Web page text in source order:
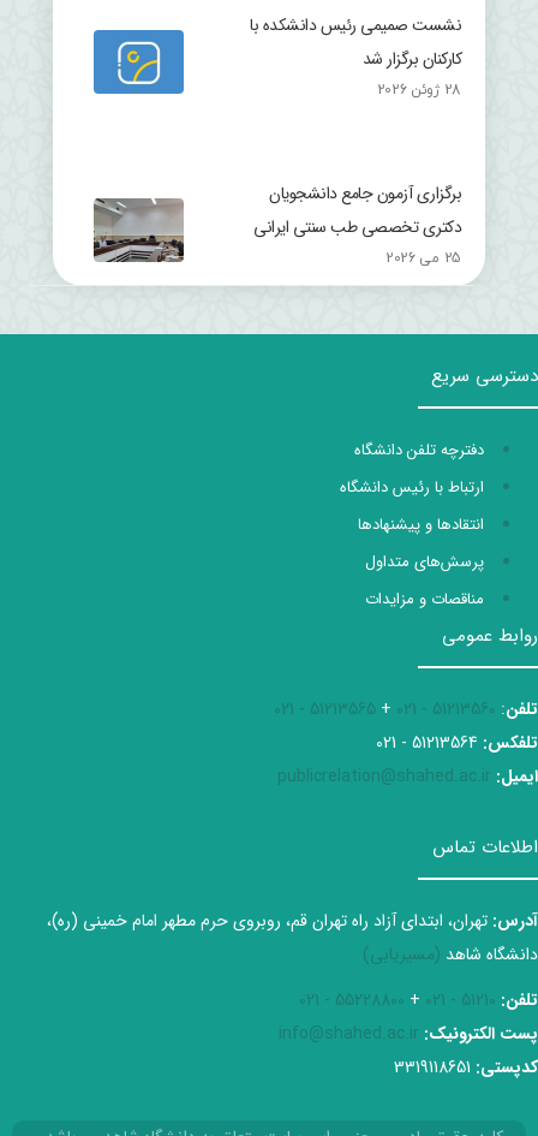
نشست صمیمی رئیس دانشکده با
کارکنان برگزار شد
28 ژوئن 2026
برگزاری آزمون جامع دانشجویان
دکتری تخصصی طب سنتی ایرانی
25 می 2026
دسترسی سریع
دفترچه تلفن دانشگاه
ارتباط با رئیس دانشگاه
انتقادها و پیشنهادها
پرسش‌های متداول
مناقصات و مزایدات
روابط عمومی
تلفن:
51213560 - 021
+
51213565 - 021
تلفکس:
ایمیل: publicrelation@shahed.ac.ir
اطلاعات تماس
آدرس: تهران، ابتدای آزاد راه تهران قم، روبروی حرم مطهر امام خمینی (ره)،
دانشگاه شاهد (مسیریابی)
تلفن: 51210 - 021
+
55228800 - 021
پست الکترونیک: info@shahed.ac.ir
کدپستی: